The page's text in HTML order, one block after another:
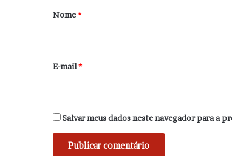
r
*
Nome*
E-mail*
Salvar meus dados neste navegador para a